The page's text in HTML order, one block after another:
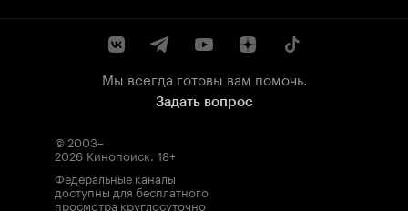
Мы всегда готовы вам помочь.
Задать вопрос
© 2003–
2026 Кинопоиск. 18+
Федеральные каналы
доступны для бесплатного
просмотра круглосуточно